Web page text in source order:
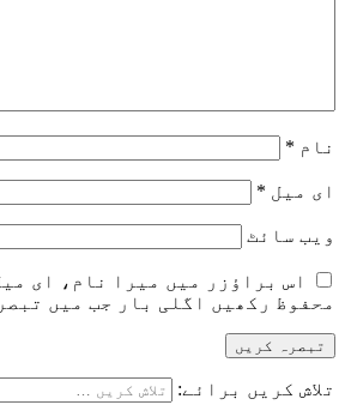
نام *
ای میل *
ویب‌ سائٹ
اس براؤزر میں میرا نام، ای
محفوظ رکھیں اگلی بار جب میں
تلاش کریں برائے: